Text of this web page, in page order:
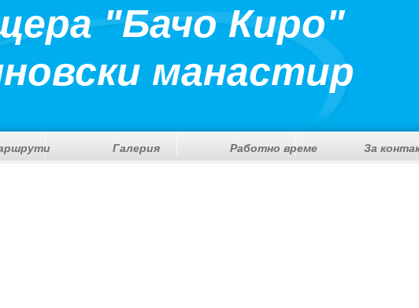
"Бачо Киро"
манастир
Галерия Работно време За